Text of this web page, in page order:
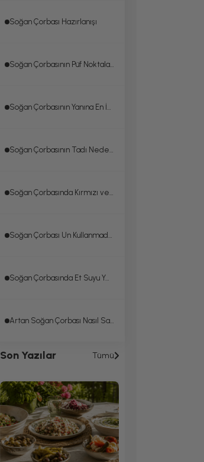
Soğan Çorbası Hazırlanışı
Soğan Çorbasının Püf Noktaları
Soğan Çorbasının Yanına En İyi Ne Gider?
Soğan Çorbasının Tadı Neden Acı Olur?
Soğan Çorbasında Kırmızı veya Mor Soğan Kullanılabilir mi?
Soğan Çorbası Un Kullanmadan Yapılabilir mi?
Soğan Çorbasında Et Suyu Yerine Ne Kullanılabilir?
Artan Soğan Çorbası Nasıl Saklanır?
Son Yazılar Tümü